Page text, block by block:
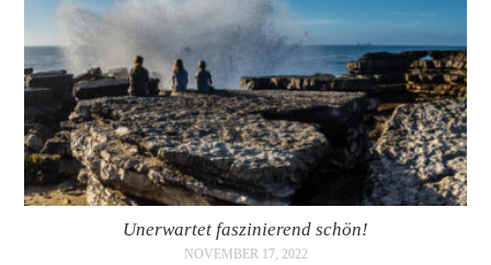
Unerwartet faszinierend schön!
NOVEMBER 17, 2022